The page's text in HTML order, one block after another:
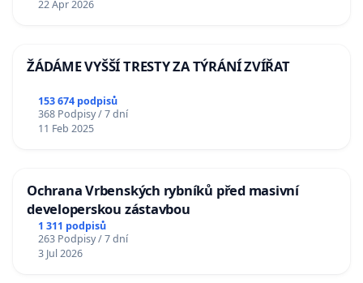
22 Apr 2026
ŽÁDÁME VYŠŠÍ TRESTY ZA TÝRÁNÍ ZVÍŘAT
153 674 podpisů
368 Podpisy / 7 dní
11 Feb 2025
Ochrana Vrbenských rybníků před masivní
developerskou zástavbou
1 311 podpisů
263 Podpisy / 7 dní
3 Jul 2026